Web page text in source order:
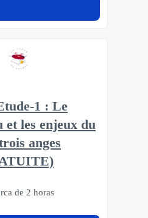
1 : Le
et les enjeux du
anges
de 2 horas